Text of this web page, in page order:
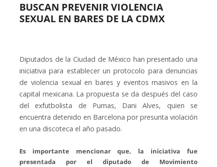
BUSCAN PREVENIR VIOLENCIA
SEXUAL EN BARES DE LA CDMX
Diputados de la Ciudad de México han presentado una
iniciativa para establecer un protocolo para denuncias
de violencia sexual en bares y eventos masivos en la
capital mexicana. La propuesta se da después del caso
del exfutbolista de Pumas, Dani Alves, quien se
encuentra detenido en Barcelona por presunta violación
en una discoteca el año pasado.
Es importante mencionar que, la iniciativa fue
presentada por el diputado de Movimiento